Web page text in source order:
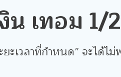
เทอม 1/
วลาที่กำหนด” จะได้ไม่